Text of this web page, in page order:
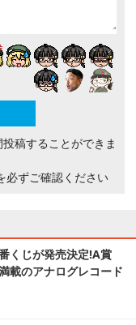
稿することができま
必ずご確認ください
くじが発売決定!A賞
載のアナログレコード